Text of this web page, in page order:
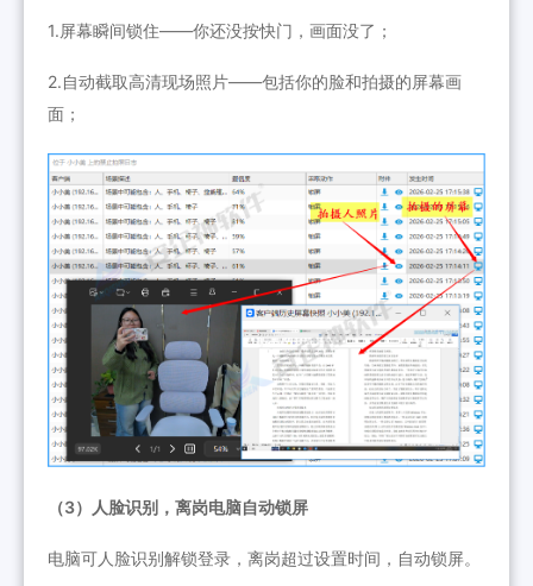
1.屏幕瞬间锁住——你还没按快门，画面没了；
2.自动截取高清现场照片——包括你的脸和拍摄的屏幕画
面；
（3）人脸识别，离岗电脑自动锁屏
电脑可人脸识别解锁登录，离岗超过设置时间，自动锁屏。